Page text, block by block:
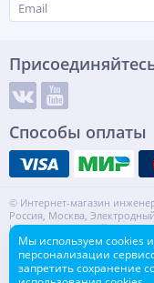
Способы оплаты
© Интернет-магазин
Россия, Москва,
Информация на сайте не
ИНН: 7720553918 КПП:
Контакты Карта сайта
Мы используем cookies
персонализации
запретить сохранение